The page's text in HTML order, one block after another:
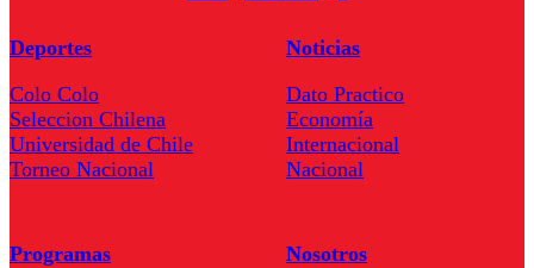
Deportes
Colo Colo
Seleccion Chilena
Universidad de Chile
Torneo Nacional
Noticias
Dato Practico
Economía
Internacional
Nacional
Programas
Nosotros